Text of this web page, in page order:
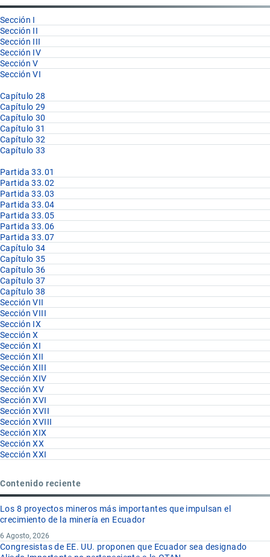
Sección I
Sección II
Sección III
Sección IV
Sección V
Sección VI
Capítulo 28
Capítulo 29
Capítulo 30
Capítulo 31
Capítulo 32
Capítulo 33
Partida 33.01
Partida 33.02
Partida 33.03
Partida 33.04
Partida 33.05
Partida 33.06
Partida 33.07
Capítulo 34
Capítulo 35
Capítulo 36
Capítulo 37
Capítulo 38
Sección VII
Sección VIII
Sección IX
Sección X
Sección XI
Sección XII
Sección XIII
Sección XIV
Sección XV
Sección XVI
Sección XVII
Sección XVIII
Sección XIX
Sección XX
Sección XXI
Contenido reciente
Los 8 proyectos mineros más importantes que impulsan el
crecimiento de la minería en Ecuador
6 Agosto, 2026
Congresistas de EE. UU. proponen que Ecuador sea designado